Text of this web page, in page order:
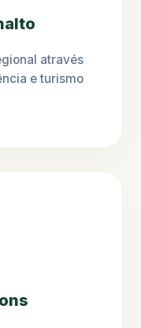
através
e turismo